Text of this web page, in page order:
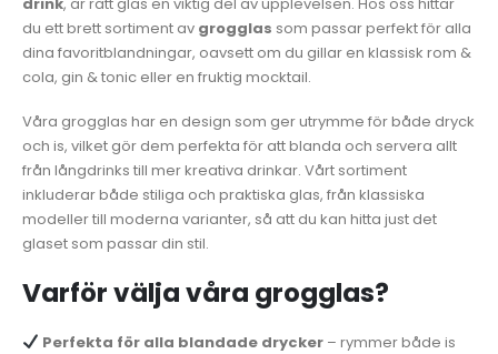
du ett brett sortiment av grogglas som passar perfekt för alla
dina favoritblandningar, oavsett om du gillar en klassisk rom &
cola, gin & tonic eller en fruktig mocktail.
Våra grogglas har en design som ger utrymme för både dryck
och is, vilket gör dem perfekta för att blanda och servera allt
från långdrinks till mer kreativa drinkar. Vårt sortiment
inkluderar både stiliga och praktiska glas, från klassiska
modeller till moderna varianter, så att du kan hitta just det
glaset som passar din stil.
Varför välja våra grogglas?
Perfekta för alla blandade drycker– rymmer både is